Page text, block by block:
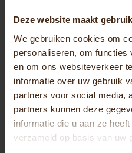
Deze website maakt
We gebruiken cookies om
personaliseren, om functies
en om ons websiteverkeer
informatie over uw gebruik
partners voor social media,
partners kunnen deze
informatie die u aan ze
verzameld op basis van uw
Nederlandse kwaliteit
modellen.
Mogelijkheid om
je echt kunt ervaren
Een team van
samen met jou de
Zo ga je aan de